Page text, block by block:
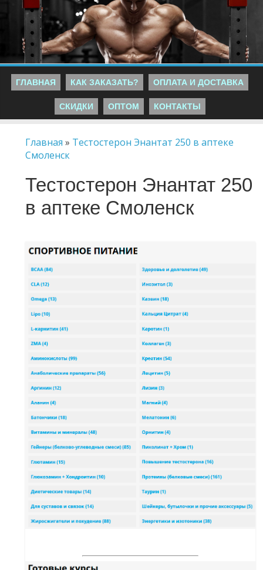
ГЛАВНАЯ КАК ЗАКАЗАТЬ? ОПЛАТА И ДОСТАВКА
СКИДКИ ОПТОМ КОНТАКТЫ
Главная » Тестостерон Энантат 250 в аптеке
Смоленск
Тестостерон Энантат 250
в аптеке Смоленск